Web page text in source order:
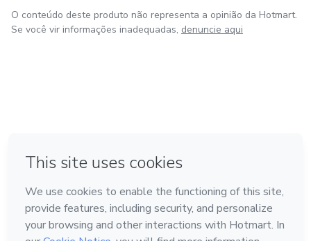
O conteúdo deste produto não representa a opinião da Hotmart.
Se você vir informações inadequadas, denuncie aqui
Feito com ❤ em Bogotá